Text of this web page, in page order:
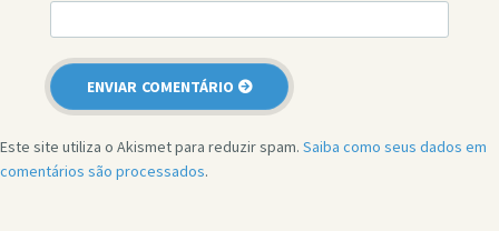
Este site utiliza o Akismet para reduzir spam. Saiba como seus dados em
comentários são processados.